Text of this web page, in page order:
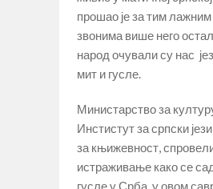
прошао је за тим
звонима више него
народ очували су нас
мит и гусле.
Министарство за
Инстистут за српски
за књижевност,
истраживање како се
гусле у Срба, у овом